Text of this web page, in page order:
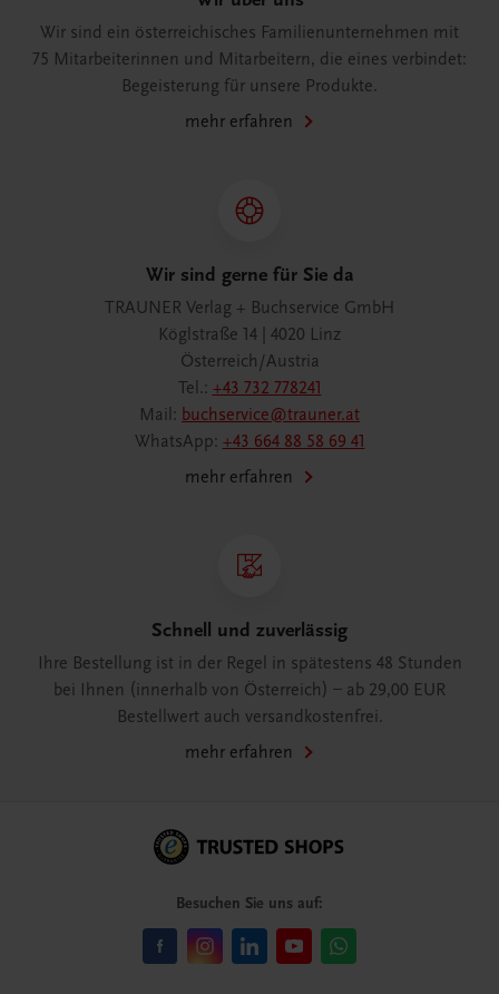
Wir sind ein österreichisches Familienunternehmen mit
75 Mitarbeiterinnen und Mitarbeitern, die eines verbindet:
Begeisterung für unsere Produkte.
mehr erfahren
Wir sind gerne für Sie da
TRAUNER Verlag + Buchservice GmbH
Köglstraße 14 | 4020 Linz
Österreich/Austria
Tel.: +43 732 778241
Mail: buchservice@trauner.at
WhatsApp: +43 664 88 58 69 41
mehr erfahren
Schnell und zuverlässig
Ihre Bestellung ist in der Regel in spätestens 48 Stunden
bei Ihnen (innerhalb von Österreich) – ab 29,00 EUR
Bestellwert auch versandkostenfrei.
mehr erfahren
Besuchen Sie uns auf: